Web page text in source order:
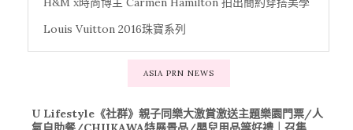
Louis Vuitton 2016珠寶系列
ASIA PRN NEWS
U Lifestyle《社群》親子同樂大激賞激送主題樂園門票/人